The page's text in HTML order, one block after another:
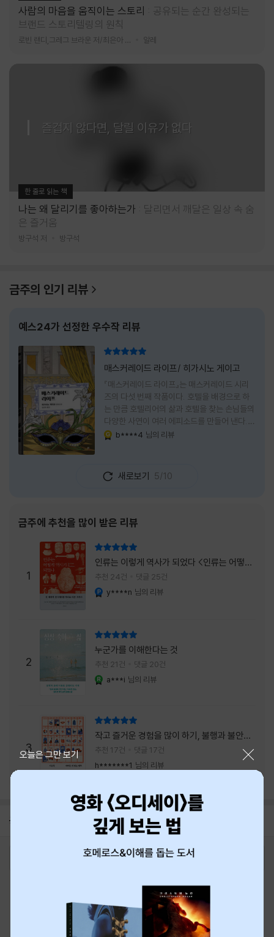
사람의 마음을 움직이는 스토리
공유되는 순간 완성되는
브랜드 스토리텔링의 원칙
알레
즐겁지 않다면, 달릴 이유가 없다
한 줄로 읽는 책
나는 왜 달리기를 좋아하는가
달리면서 깨달은 일상 속 숨
은 즐거움
방구석 저 방구석
금주의 인기 리뷰
예스24가 선정한 우수작 리뷰
매스커레이드 라이프/ 히가시노 게이고
『매스커레이드 라이프』는 매스커레이드 시리
즈의 다섯 번째 작품이다. 호텔을 배경으로 하
는 만큼 호텔리어의 삶과 호텔을 찾는 손님들의
다양한 사연이 여러 에피소드를 만들어 낸다.
주인공은 호텔리어로서의 완벽함을 꿈꾸는 야
는 과정에서 나오미가 다치게 되자, 고스케는
모든 책임을 지고 형사직에서 물러난다. 하지만
을 받게 된다. 그렇게 끝난 4권 이후, 나는 5권
이 출간되기만을 기다렸다. 형사가 아닌 호텔리
어가 된 닛타 고스케의 모습이 무척 궁금했기
때문이다. 그동안 호텔에서 잠복 수사를 하며
어설픈 호텔리어의 가면을 쓰고 있었다면, 이제
는 가면
b****4 님의 리뷰
새로보기 5/10
금주에 추천을 많이 받은 리뷰
1
인류는 이렇게 역사가 되었다 <인류는 어떻게
역사가 되었나>
추천 24건 댓글 25건
y****n 님의 리뷰
2
누군가를 이해한다는 것
추천 21건 댓글 20건
a***i 님의 리뷰
3
작고 즐거운 경험을 많이 하기, 불행과 불안을
회피하지 말기, 그리고 좋은 사람을 많이 만나
기.
추천 17건
댓글 17건
h*******1 님의 리뷰
공지 8월 신용카드 무이자할부 안내
오늘은 그만 보기
최근 본 상품
티켓 1544-6399
중고샵 1566-4295
eBook 1:1문의/채팅상담
예스이십사(주) 사업자 정보
이용약관
개인정보처리방침 청소년보호정책